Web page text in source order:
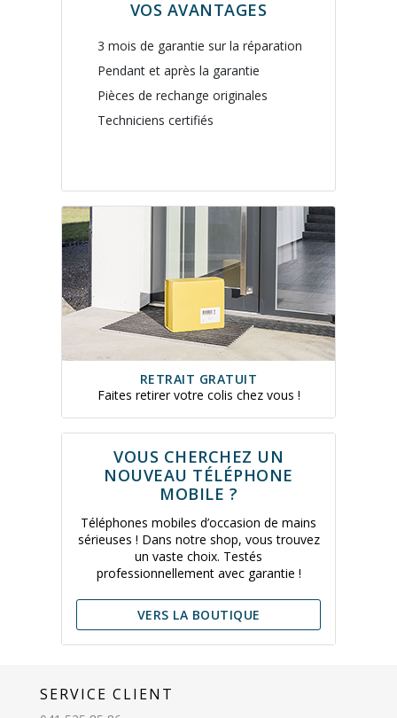
VOS AVANTAGES
3 mois de garantie sur la réparation
Pendant et après la garantie
Pièces de rechange originales
Techniciens certifiés
RETRAIT GRATUIT
Faites retirer votre colis chez vous !
VOUS CHERCHEZ UN
NOUVEAU TÉLÉPHONE
MOBILE ?
Téléphones mobiles d’occasion de mains
sérieuses ! Dans notre shop, vous trouvez
un vaste choix. Testés
professionnellement avec garantie !
VERS LA BOUTIQUE
SERVICE CLIENT